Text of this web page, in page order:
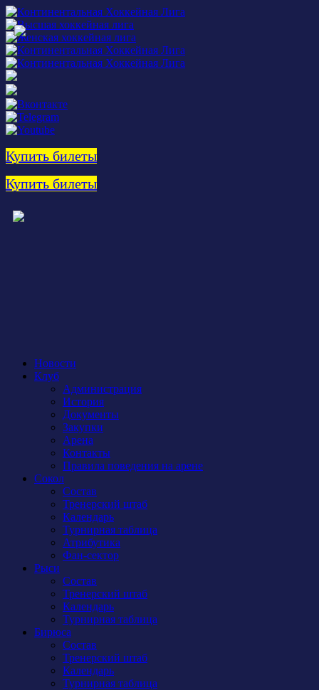
Купить билеты
Купить билеты
Новости
Клуб
Администрация
История
Документы
Закупки
Арена
Контакты
Правила поведения на арене
Сокол
Состав
Тренерский штаб
Календарь
Турнирная таблица
Атрибутика
Фан-сектор
Рыси
Состав
Тренерский штаб
Календарь
Турнирная таблица
Бирюса
Состав
Тренерский штаб
Календарь
Турнирная таблица